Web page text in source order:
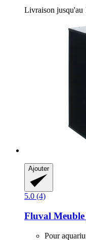
Livraison jusqu'au
Ajouter
5.0 (4)
Fluval
Pour